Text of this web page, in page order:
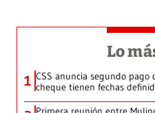
Lo
1 CSS anuncia segundo pago
cheque tienen fechas